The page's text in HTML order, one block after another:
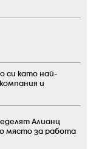
си като най-
и
Алианц
място за работа